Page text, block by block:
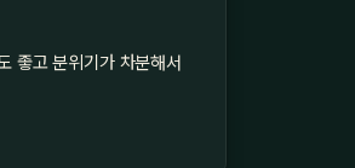
좋고 분위기가 차분해서